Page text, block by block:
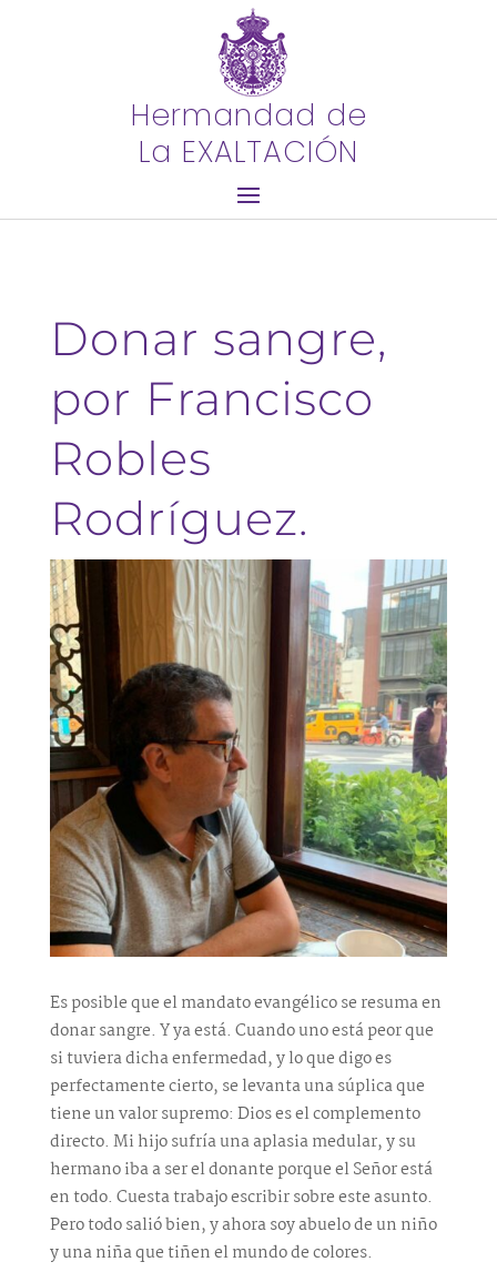
Hermandad de
La EXALTACIÓN
Donar sangre,
por Francisco
Robles
Rodríguez.
Es posible que el mandato evangélico se resuma en
donar sangre. Y ya está. Cuando uno está peor que
si tuviera dicha enfermedad, y lo que digo es
perfectamente cierto, se levanta una súplica que
tiene un valor supremo: Dios es el complemento
directo. Mi hijo sufría una aplasia medular, y su
hermano iba a ser el donante porque el Señor está
en todo. Cuesta trabajo escribir sobre este asunto.
Pero todo salió bien, y ahora soy abuelo de un niño
y una niña que tiñen el mundo de colores.